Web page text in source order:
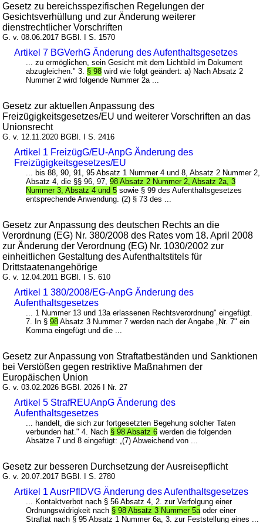
Gesetz zu bereichsspezifischen Regelungen der
Gesichtsverhüllung und zur Änderung weiterer
dienstrechtlicher Vorschriften
G. v. 08.06.2017 BGBl. I S. 1570
Artikel 7 BGVerhG Änderung des Aufenthaltsgesetzes
... zu ermöglichen, sein Gesicht mit dem Lichtbild im Dokument
abzugleichen." 3. § 98 wird wie folgt geändert: a) Nach Absatz 2
Nummer 2 wird folgende Nummer 2a ...
Gesetz zur aktuellen Anpassung des
Freizügigkeitsgesetzes/EU und weiterer Vorschriften an das
Unionsrecht
G. v. 12.11.2020 BGBl. I S. 2416
Artikel 1 FreizügG/EU-AnpG Änderung des
Freizügigkeitsgesetzes/EU
... bis 88, 90, 91, 95 Absatz 1 Nummer 4 und 8, Absatz 2 Nummer 2,
Absatz 4, die §§ 96, 97,98 Absatz 2 Nummer 2, Absatz 2a, 3
Nummer 3, Absatz 4 und 5 sowie § 99 des Aufenthaltsgesetzes
entsprechende Anwendung. (2) § 73 des ...
Gesetz zur Anpassung des deutschen Rechts an die
Verordnung (EG) Nr. 380/2008 des Rates vom 18. April 2008
zur Änderung der Verordnung (EG) Nr. 1030/2002 zur
einheitlichen Gestaltung des Aufenthaltstitels für
Drittstaatenangehörige
G. v. 12.04.2011 BGBl. I S. 610
Artikel 1 380/2008/EG-AnpG Änderung des
Aufenthaltsgesetzes
... 1 Nummer 13 und 13a erlassenen Rechtsverordnung" eingefügt.
7. In §98 Absatz 3 Nummer 7 werden nach der Angabe „Nr. 7" ein
Komma eingefügt und die ...
Gesetz zur Anpassung von Straftatbeständen und Sanktionen
bei Verstößen gegen restriktive Maßnahmen der
Europäischen Union
G. v. 03.02.2026 BGBl. 2026 I Nr. 27
Artikel 5 StrafREUAnpG Änderung des
Aufenthaltsgesetzes
... handelt, die sich zur fortgesetzten Begehung solcher Taten
verbunden hat." 4. Nach § 98 Absatz 6 werden die folgenden
Absätze 7 und 8 eingefügt: „(7) Abweichend von ...
Gesetz zur besseren Durchsetzung der Ausreisepflicht
G. v. 20.07.2017 BGBl. I S. 2780
Artikel 1 AusrPflDVG Änderung des Aufenthaltsgesetzes
... Kontaktverbot nach § 56 Absatz 4, 2. zur Verfolgung einer
Ordnungswidrigkeit nach § 98 Absatz 3 Nummer 5a oder einer
Straftat nach § 95 Absatz 1 Nummer 6a, 3. zur Feststellung eines ...